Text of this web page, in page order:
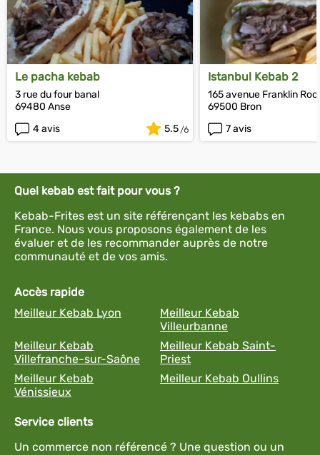
Le pacha kebab
3 rue du four banal
69480 Anse
4 avis
5.5
Istanbul Kebab 2
165 avenue Franklin
69500 Bron
7 avis
Quel kebab est fait pour vous ?
Kebab-Frites est un site référençant les kebabs en
France. Nous vous proposons également de les
évaluer et de les recommander auprès de notre
communauté et de vos amis.
Accès rapide
Meilleur Kebab Lyon
Meilleur Kebab
Villeurbanne
Meilleur Kebab
Villefranche-sur-Saône
Meilleur Kebab Saint-
Priest
Meilleur Kebab
Vénissieux
Meilleur Kebab Oullins
Service clients
Un commerce non référencé ? Une question ou un